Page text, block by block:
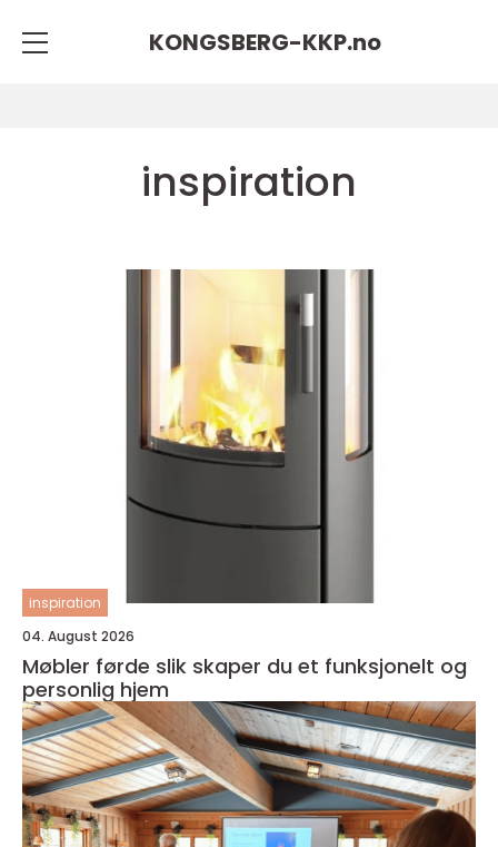
KONGSBERG-KKP.no
inspiration
inspiration
04. August 2026
Møbler førde slik skaper du et funksjonelt og
personlig hjem